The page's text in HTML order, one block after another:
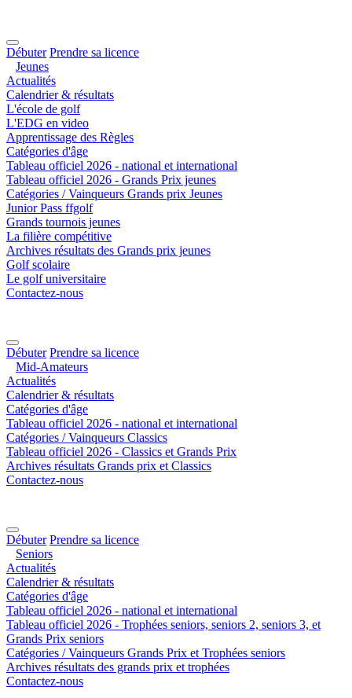
Débuter Prendre sa licence
Jeunes
Actualités
Calendrier & résultats
L'école de golf
L'EDG en video
Apprentissage des Règles
Catégories d'âge
Tableau officiel 2026 - national et international
Tableau officiel 2026 - Grands Prix jeunes
Catégories / Vainqueurs Grands prix Jeunes
Junior Pass ffgolf
Grands tournois jeunes
La filière compétitive
Archives résultats des Grands prix jeunes
Golf scolaire
Le golf universitaire
Contactez-nous
Débuter Prendre sa licence
Mid-Amateurs
Actualités
Calendrier & résultats
Catégories d'âge
Tableau officiel 2026 - national et international
Catégories / Vainqueurs Classics
Tableau officiel 2026 - Classics et Grands Prix
Archives résultats Grands prix et Classics
Contactez-nous
Débuter Prendre sa licence
Seniors
Actualités
Calendrier & résultats
Catégories d'âge
Tableau officiel 2026 - national et international
Tableau officiel 2026 - Trophées seniors, seniors 2, seniors 3, et
Grands Prix seniors
Catégories / Vainqueurs Grands Prix et Trophées seniors
Archives résultats des grands prix et trophées
Contactez-nous